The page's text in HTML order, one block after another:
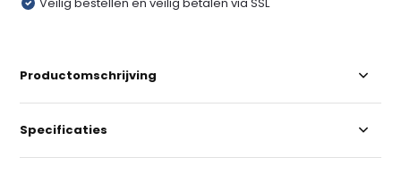
Productomschrijving
Specificaties